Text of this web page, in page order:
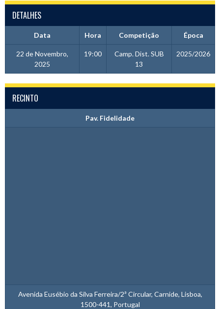
DETALHES
Data Hora Competição Época
22 de Novembro,
2025
19:00
Camp. Dist. SUB
13
2025/2026
RECINTO
Pav. Fidelidade
Avenida Eusébio da Silva Ferreira/2ª Circular, Carnide, Lisboa,
1500-441, Portugal